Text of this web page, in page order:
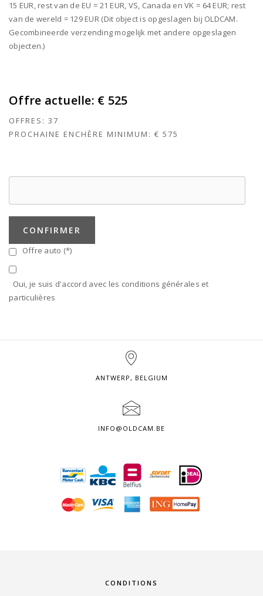
15 EUR, rest van de EU = 21 EUR, VS, Canada en VK = 64 EUR; rest
van de wereld = 129 EUR (Dit object is opgeslagen bij OLDCAM.
Gecombineerde verzending mogelijk met andere opgeslagen
objecten.)
Offre actuelle: € 525
OFFRES: 37
PROCHAINE ENCHÈRE MINIMUM: € 575
CONFIRMER
Offre auto (*)
Oui, je suis d'accord avec les conditions générales et
particulières
ANTWERP, BELGIUM
INFO@OLDCAM.BE
CONDITIONS